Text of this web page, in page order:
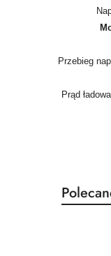
Przebieg
Prąd
Pomiń
o